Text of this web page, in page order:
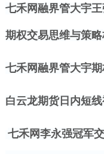
七禾网融界管大宇
期权交易思维与策略
七禾网融界管大宇
白云龙期货日内短
七禾网李永强冠军